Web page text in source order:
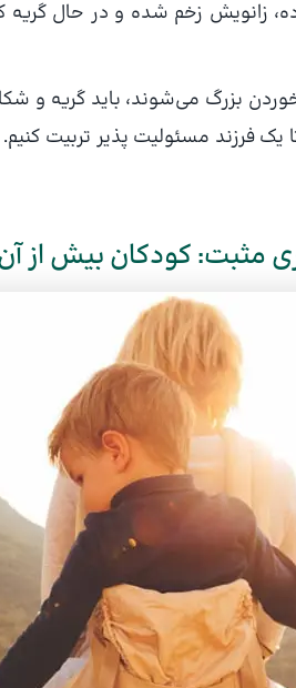
زانویش زخم شده و در حال
بزرگ می‌شوند، باید گریه و
فرزند مسئولیت پذیر تربیت
مثبت: کودکان بیش از